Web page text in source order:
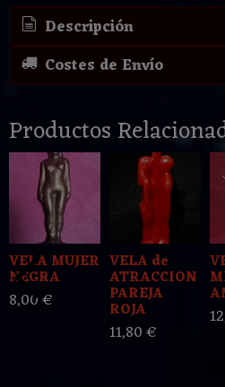
Descripción
Costes de Envío
Productos
VELA MUJER
NEGRA
8,00 €
VELA de
ATRACCION
PAREJA
ROJA
11,80 €